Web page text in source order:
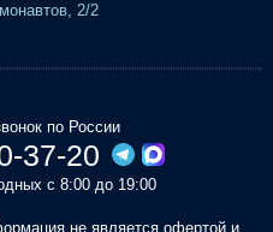
2/2
по России
37-20
с 8:00 до 19:00
не является офертой и